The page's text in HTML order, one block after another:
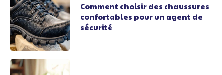
Comment choisir des chaussures
confortables pour un agent de
sécurité